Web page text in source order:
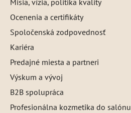
Ocenenia a certifikáty
Spoločenská zodpovednosť
Kariéra
Predajné miesta a partneri
Výskum a vývoj
B2B spolupráca
Profesionálna kozmetika do salónu